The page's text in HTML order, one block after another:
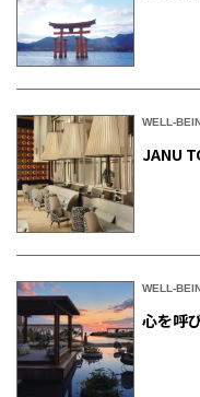
WELL-
JANU
WELL-
心を呼